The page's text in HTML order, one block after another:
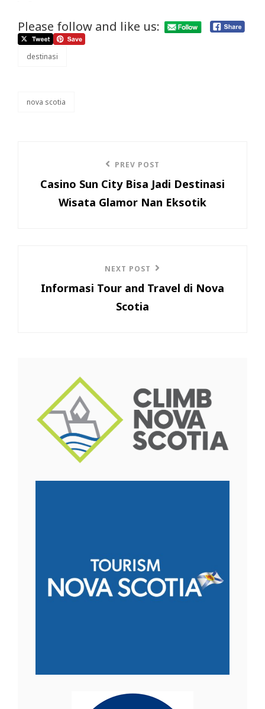
Please follow and like us:
destinasi
nova scotia
navigation
Post
PREV POST
Casino Sun City Bisa Jadi Destinasi
Wisata Glamor Nan Eksotik
Post
NEXT POST
Informasi Tour and Travel di Nova
Scotia